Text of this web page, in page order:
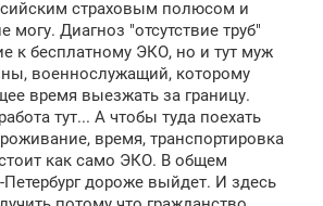
страховым полюсом и
могу. Диагноз "отсутствие труб"
к бесплатному ЭКО, но и тут муж
военнослужащий, которому
время выезжать за границу.
тут... А чтобы туда поехать
время, транспортировка
как само ЭКО. В общем
Петербург дороже выйдет. И здесь